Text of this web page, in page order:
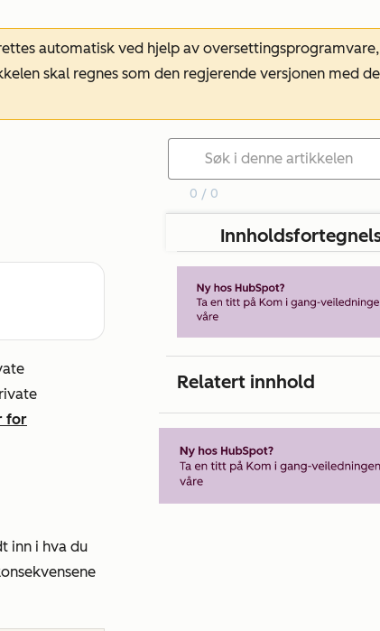
automatisk ved hjelp av
skal regnes som den regjerende versjonen med
for
inn i hva du
0 / 0
Relatert innhold